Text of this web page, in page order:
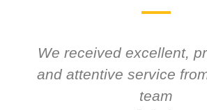
We received excellent,
and attentive service
team